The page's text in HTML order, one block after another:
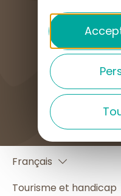
Français
English
Español
Tourisme et handicap